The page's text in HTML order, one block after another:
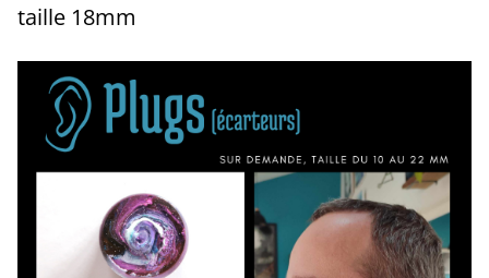
taille 18mm